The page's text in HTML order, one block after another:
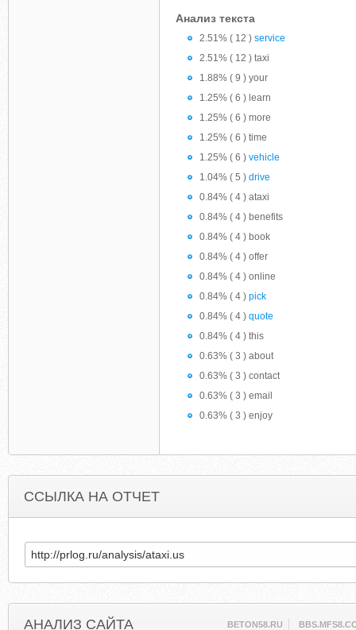
Анализ текста
2.51% ( 12 ) service
2.51% ( 12 ) taxi
1.88% ( 9 ) your
1.25% ( 6 ) learn
1.25% ( 6 ) more
1.25% ( 6 ) time
1.25% ( 6 ) vehicle
1.04% ( 5 ) drive
0.84% ( 4 ) ataxi
0.84% ( 4 ) benefits
0.84% ( 4 ) book
0.84% ( 4 ) offer
0.84% ( 4 ) online
0.84% ( 4 ) pick
0.84% ( 4 ) quote
0.84% ( 4 ) this
0.63% ( 3 ) about
0.63% ( 3 ) contact
0.63% ( 3 ) email
0.63% ( 3 ) enjoy
ССЫЛКА НА ОТЧЕТ
АНАЛИЗ САЙТА BETON58.RU